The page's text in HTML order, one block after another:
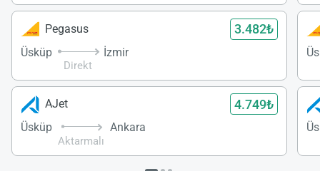
Pegasus 3.482₺
Üsküp
Direkt
İzmir
AJet 4.749₺
Üsküp
Aktarmalı
Ankara